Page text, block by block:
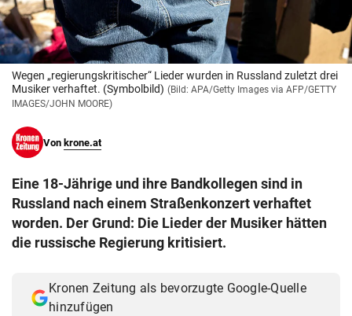
© Krone Multimedia GmbH & Co KG 2026
Muthgasse 2, 1190 Wien
Wegen „regierungskritischer“ Lieder wurden in Russland zuletzt drei
Musiker verhaftet. (Symbolbild) (Bild: APA/Getty Images via AFP/GETTY
IMAGES/JOHN MOORE)
Von krone.at
Eine 18-Jährige und ihre Bandkollegen sind in
Russland nach einem Straßenkonzert verhaftet
worden. Der Grund: Die Lieder der Musiker hätten
die russische Regierung kritisiert.
Kronen Zeitung als bevorzugte Google-Quelle
hinzufügen